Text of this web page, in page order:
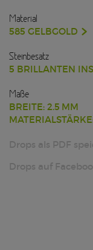
Material
585 GELBGOLD
Steinbesatz
5 BRILLANTEN
Maße
BREITE: 2.5 MM
Drops als PDF
Drops auf